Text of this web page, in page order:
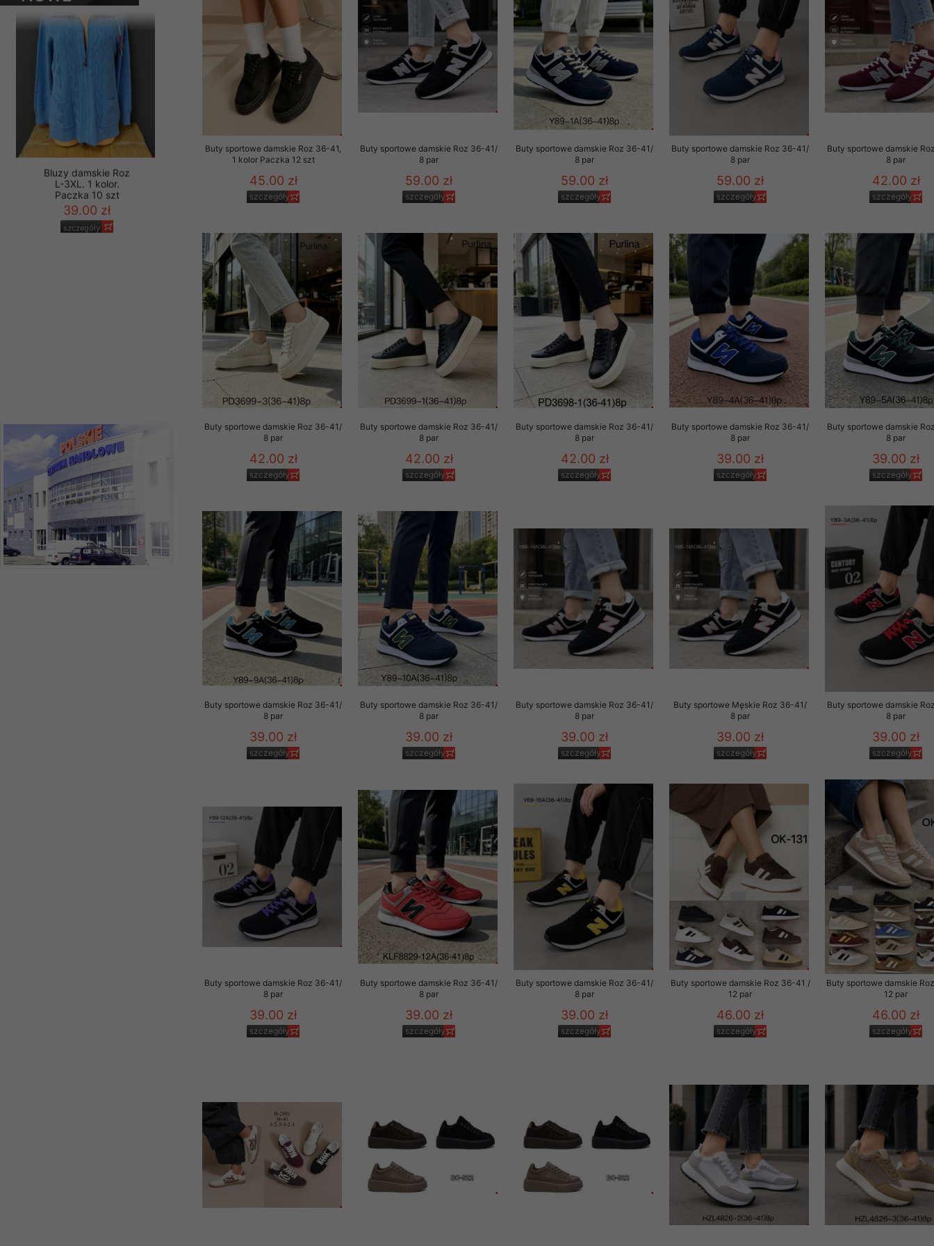
PRODUKTY
szczegóły
Bluzy damskie Roz
L-3XL. 1 kolor.
Buty sportowe damskie Roz 36-41,
1 kolor Paczka 12 szt
45.00 zł
szczegóły
Buty sportowe damskie Roz 36-41/
8 par
59.00 zł
szczegóły
Buty sportowe damskie Roz 36-41/
8 par
59.00 zł
szczegóły
Buty sportowe damskie Roz 36-41/
8 par
59.00 zł
szczegóły
Buty sportowe damskie
8 par
42.00 zł
szczegóły
Buty sportowe damskie Roz 36-41/
8 par
42.00 zł
szczegóły
Buty sportowe damskie Roz 36-41/
8 par
42.00 zł
szczegóły
Buty sportowe damskie Roz 36-41/
8 par
42.00 zł
szczegóły
Buty sportowe damskie Roz 36-41/
8 par
39.00 zł
szczegóły
Buty sportowe damskie
8 par
39.00 zł
szczegóły
Buty sportowe damskie Roz 36-41/
8 par
39.00 zł
szczegóły
Buty sportowe damskie Roz 36-41/
8 par
39.00 zł
szczegóły
Buty sportowe damskie Roz 36-41/
8 par
39.00 zł
szczegóły
Buty sportowe Męskie Roz 36-41/
8 par
39.00 zł
szczegóły
Buty sportowe damskie
8 par
39.00 zł
szczegóły
Buty sportowe damskie Roz 36-41/
8 par
39.00 zł
szczegóły
Buty sportowe damskie Roz 36-41/
8 par
39.00 zł
szczegóły
Buty sportowe damskie Roz 36-41/
8 par
39.00 zł
szczegóły
Buty sportowe damskie Roz 36-41 /
12 par
46.00 zł
szczegóły
Buty sportowe damskie
12 par
46.00 zł
szczegóły
Materiały reklamowo - promocyjne wysyłamy Klientom jedynie wówczas, gdy wyrazili na to zgodę. Dotyczy to w
szczególności newslettera wysyłanego Klientowi, jeżeli potwierdzi wyraźnie wskazanego przez nas linka
zawierającego akceptację na otrzymywanie newslettera o aktualnych promocjach, rabatach i nowościach w
naszym Sklepie. Materiały te dotyczą wyłącznie oferty naszego Sklepu.
Wszelkie pytania, wnioski i sugestie odnoszące się do ochrony Państwa prywatności, w szczególności danych
osobowych prosimy zgłaszać na email